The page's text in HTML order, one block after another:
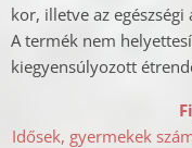
kor, illetve az egészségi
A termék nem
kiegyensúlyozott
Idősek, gyermekek